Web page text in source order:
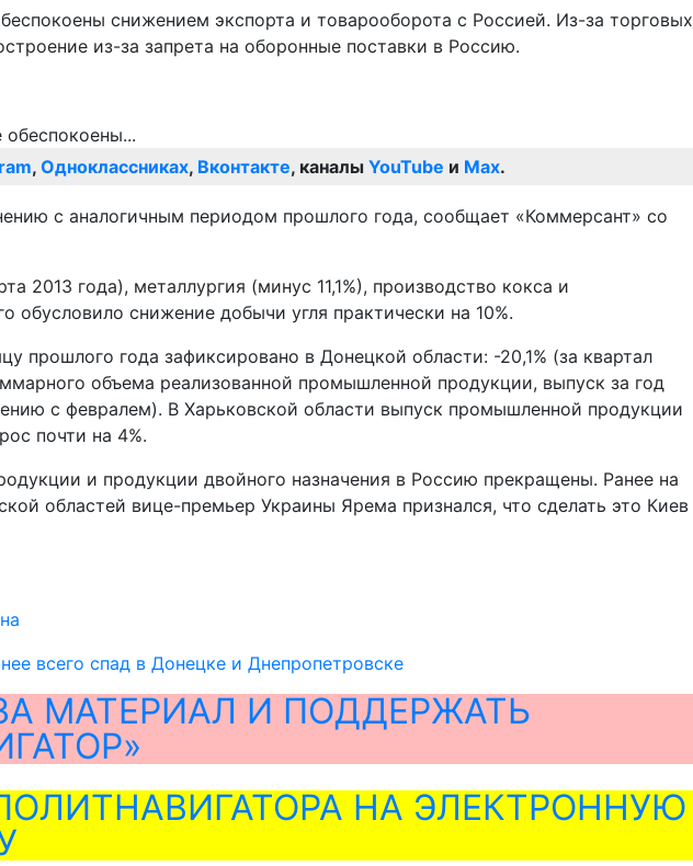
снижением экспорта и товарооборота с Россией. Из-за торговых
из-за запрета на оборонные поставки в Россию.
, Одноклассниках, Вконтакте, каналы YouTube и Max.
с аналогичным периодом прошлого года, сообщает «Коммерсант» со
2013 года), металлургия (минус 11,1%), производство кокса и
снижение добычи угля практически на 10%.
прошлого года зафиксировано в Донецкой области: -20,1% (за квартал
объема реализованной промышленной продукции, выпуск за год
с февралем). В Харьковской области выпуск промышленной продукции
почти на 4%.
и продукции двойного назначения в Россию прекращены. Ранее на
областей вице-премьер Украины Ярема признался, что сделать это Киев
всего спад в Донецке и Днепропетровске
МАТЕРИАЛ И ПОДДЕРЖАТЬ
НА ЭЛЕКТРОННУЮ